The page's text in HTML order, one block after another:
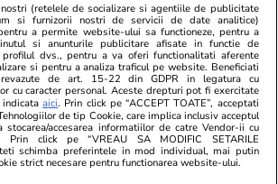
22 iul.
inspecții ale
bazele din
(retelele de socializare si agentiile de publicitate
si furnizorii nostri de servicii de date analitice)
a permite website-ului sa functioneze, pentru a
si anunturile publicitare afisate in functie de
profilul dvs., pentru a va oferi functionalitati aferente
si pentru a analiza traficul pe website. Beneficiati
de art. 15-22 din GDPR in legatura cu
cu caracter personal. Aceste drepturi pot fi exercitate
indicataaici. Prin click pe “ACCEPT TOATE”, acceptati
de tip Cookie, care implica inclusiv acceptul
accesarea informatiilor de catre Vendor-ii cu
Prin click pe “VREAU SA MODIFIC SETARILE
schimba preferintele in mod individual, mai putin
strict necesare pentru functionarea website-ului.